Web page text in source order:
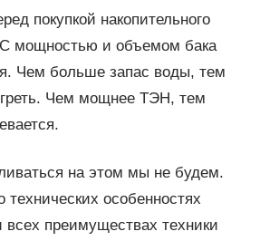
покупкой накопительного
С мощностью и объемом бака
Чем больше запас воды, тем
Чем мощнее ТЭН, тем
на этом мы не будем.
особенностях
преимуществах техники